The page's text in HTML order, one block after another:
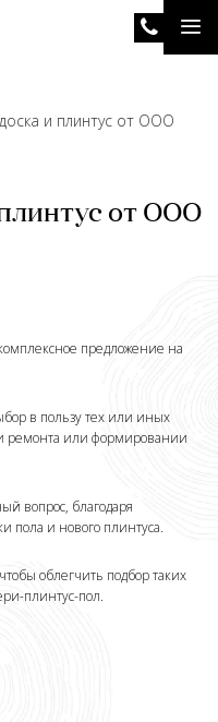
и плинтус от ООО
от ООО
предложение на
в пользу тех или иных
или формировании
вопрос, благодаря
пола и нового плинтуса.
облегчить подбор таких
плинтус-пол.